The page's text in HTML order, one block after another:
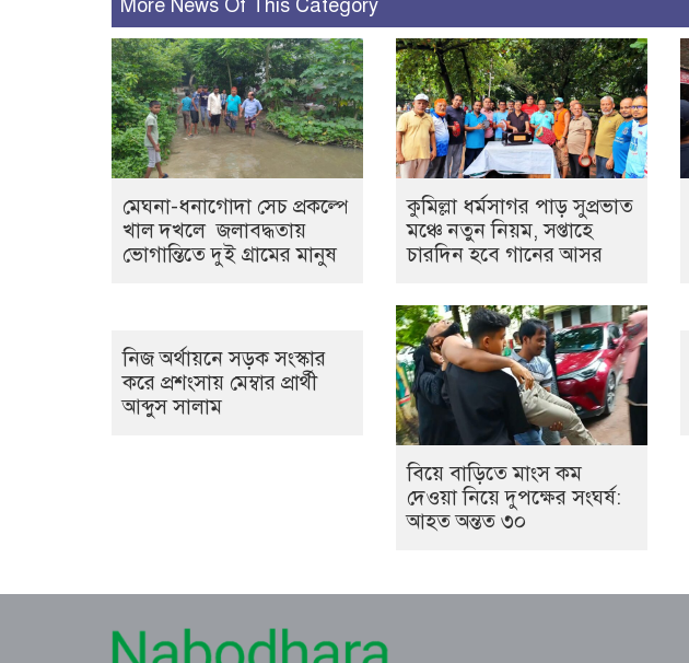
More News Of This Category
মেঘনা-ধনাগোদা সেচ প্রকল্পে
খাল দখলে জলাবদ্ধতায়
ভোগান্তিতে দুই গ্রামের মানুষ
কুমিল্লা ধর্মসাগর পাড় সুপ্রভাত
মঞ্চে নতুন নিয়ম, সপ্তাহে
চারদিন হবে গানের আসর
নিজ অর্থায়নে সড়ক সংস্কার
করে প্রশংসায় মেম্বার প্রার্থী
আব্দুস সালাম
বিয়ে বাড়িতে মাংস কম
দেওয়া নিয়ে দুপক্ষের সংঘর্ষ:
আহত অন্তত ৩০ ​